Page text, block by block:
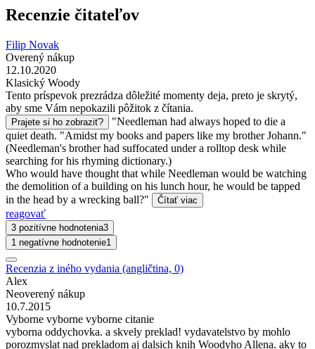
Recenzie čitateľov
Filip Novak
Overený nákup
12.10.2020
Klasický Woody
Tento príspevok prezrádza dôležité momenty deja, preto je skrytý,
aby sme Vám nepokazili pôžitok z čítania.
Prajete si ho zobraziť?
"Needleman had always hoped to die a
quiet death. "Amidst my books and papers like my brother Johann."
(Needleman's brother had suffocated under a rolltop desk while
searching for his rhyming dictionary.)
Who would have thought that while Needleman would be watching
the demolition of a building on his lunch hour, he would be tapped
in the head by a wrecking ball?"
Čítať viac
reagovať
3 pozitívne hodnotenia3
1 negatívne hodnotenie1
Recenzia z iného vydania (angličtina, 0)
Alex
Neoverený nákup
10.7.2015
Vyborne vyborne vyborne citanie
vyborna oddychovka. a skvely preklad! vydavatelstvo by mohlo
porozmyslat nad prekladom aj dalsich knih Woodyho Allena. aky to